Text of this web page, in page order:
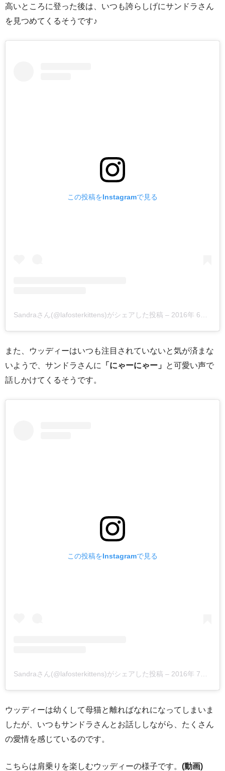
高いところに登った後は、いつも誇らしげにサンドラさん
を見つめてくるそうです♪
この投稿をInstagramで見る
Sandraさん(@lafosterkittens)がシェアした投稿 – 2016年 6月月16日午前7時39分PDT
また、ウッディーはいつも注目されていないと気が済まな
いようで、サンドラさんに
「にゃーにゃー」 と可愛い声で
話しかけてくるそうです。
この投稿をInstagramで見る
Sandraさん(@lafosterkittens)がシェアした投稿 – 2016年 7月月3日午後9時26分PDT
ウッディーは幼くして母猫と離ればなれになってしまいま
したが、いつもサンドラさんとお話ししながら、たくさん
の愛情を感じているのです。
こちらは肩乗りを楽しむウッディーの様子です。 (動画)